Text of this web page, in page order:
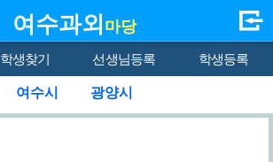
여수과외 마당
학생찾기 선생님등록 학생등록
여수시 광양시